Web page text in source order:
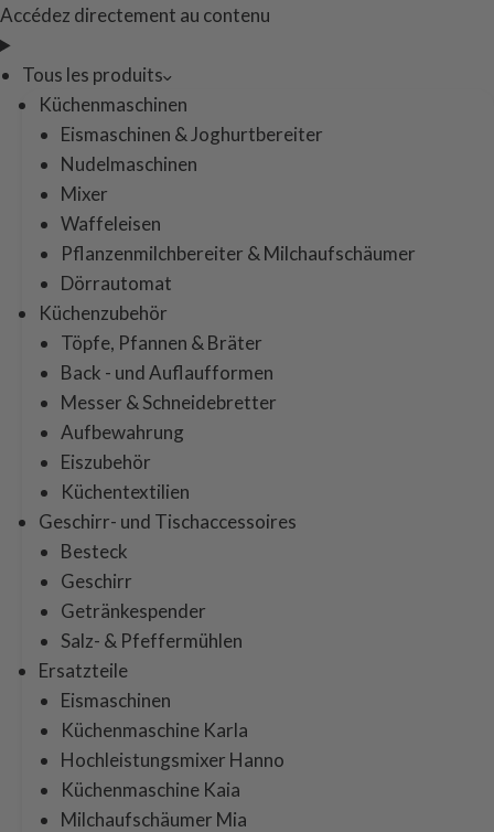
Accédez directement au contenu
Tous les produits
Küchenmaschinen
Eismaschinen & Joghurtbereiter
Nudelmaschinen
Mixer
Waffeleisen
Pflanzenmilchbereiter & Milchaufschäumer
Dörrautomat
Küchenzubehör
Töpfe, Pfannen & Bräter
Back - und Auflaufformen
Messer & Schneidebretter
Aufbewahrung
Eiszubehör
Küchentextilien
Geschirr- und Tischaccessoires
Besteck
Geschirr
Getränkespender
Salz- & Pfeffermühlen
Ersatzteile
Eismaschinen
Küchenmaschine Karla
Hochleistungsmixer Hanno
Küchenmaschine Kaia
Milchaufschäumer Mia